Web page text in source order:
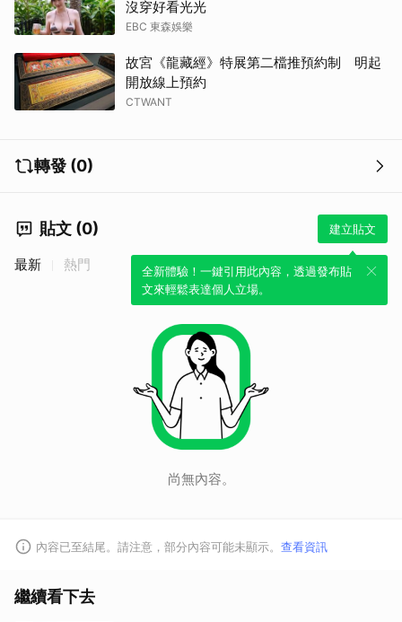
沒穿好看光光
EBC 東森娛樂
故宮《龍藏經》特展第二檔推預約制 明起
開放線上預約
CTWANT
轉發 (0)
貼文 (0) 建立貼文
全新體驗！一鍵引用此內容，透過發布貼
文來輕鬆表達個人立場。
最新 熱門
尚無內容。
內容已至結尾。請注意，部分內容可能未顯示。 查看資訊
繼續看下去